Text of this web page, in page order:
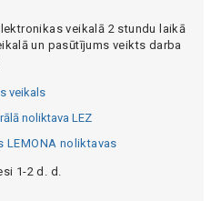
veikalā 2 stundu laikā
un pasūtījums veikts darba
veikals
noliktava LEZ
LEMONA noliktavas
1-2 d. d.